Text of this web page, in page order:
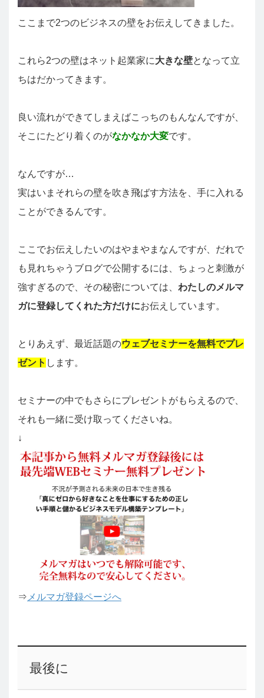
ここまで2つのビジネスの壁をお伝えしてきました。
これら2つの壁はネット起業家に大きな壁となって立
ちはだかってきます。
良い流れができてしまえばこっちのもんなんですが、
そこにたどり着くのがなかなか大変です。
なんですが…
実はいまそれらの壁を吹き飛ばす方法を、手に入れる
ことができるんです。
ここでお伝えしたいのはやまやまなんですが、だれで
も見れちゃうブログで公開するには、ちょっと刺激が
強すぎるので、その秘密については、 わたしのメルマ
ガに登録してくれた方だけにお伝えしています。
とりあえず、最近話題のウェブセミナーを無料でプレ
ゼント します。
セミナーの中でもさらにプレゼントがもらえるので、
それも一緒に受け取ってくださいね。
↓
⇒ メルマガ登録ページへ
最後に